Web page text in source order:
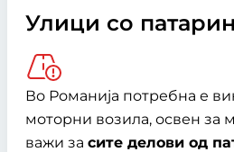
Улици со
Во Романија потребна е
моторни возила, освен за
важи за сите делови од